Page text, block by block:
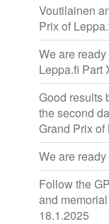
Voutilainen
Prix of
We are
Leppa.fi Part
Good results
the second
Grand Prix of
We are
Follow the
and
18.1.2025